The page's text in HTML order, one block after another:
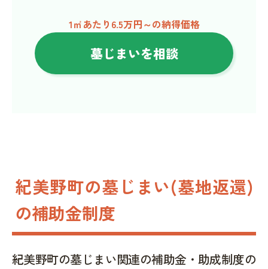
1㎡あたり6.5万円～の納得価格
墓じまいを相談
紀美野町の墓じまい(墓地返還)
の補助金制度
紀美野町の墓じまい関連の補助金・助成制度の